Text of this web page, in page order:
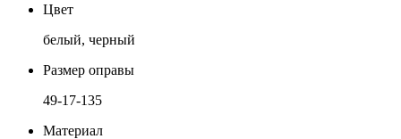
Цвет
белый, черный
Размер оправы
49-17-135
Материал